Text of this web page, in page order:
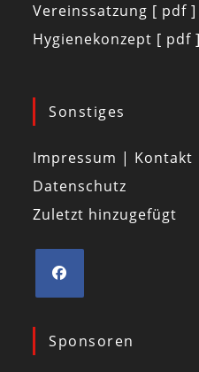
Vereinssatzung [ pdf ]
Hygienekonzept [ pdf ]
Sonstiges
Impressum | Kontakt
Datenschutz
Zuletzt hinzugefügt
Sponsoren